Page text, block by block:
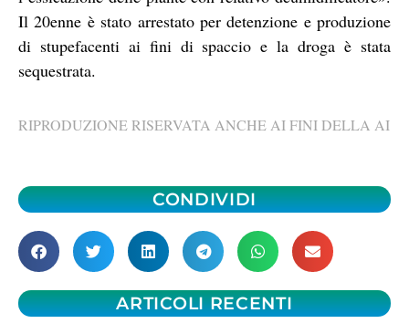
Il 20enne è stato arrestato per detenzione e produzione
di stupefacenti ai fini di spaccio e la droga è stata
sequestrata.
RIPRODUZIONE RISERVATA ANCHE AI FINI DELLA AI
CONDIVIDI
ARTICOLI RECENTI